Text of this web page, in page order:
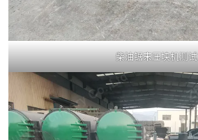
柴油锯末压块机测试